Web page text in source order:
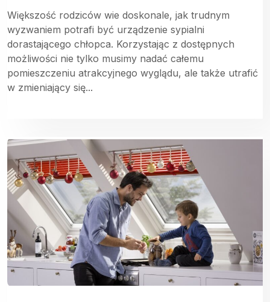
Większość rodziców wie doskonale, jak trudnym
wyzwaniem potrafi być urządzenie sypialni
dorastającego chłopca. Korzystając z dostępnych
możliwości nie tylko musimy nadać całemu
pomieszczeniu atrakcyjnego wyglądu, ale także utrafić
w zmieniający się...